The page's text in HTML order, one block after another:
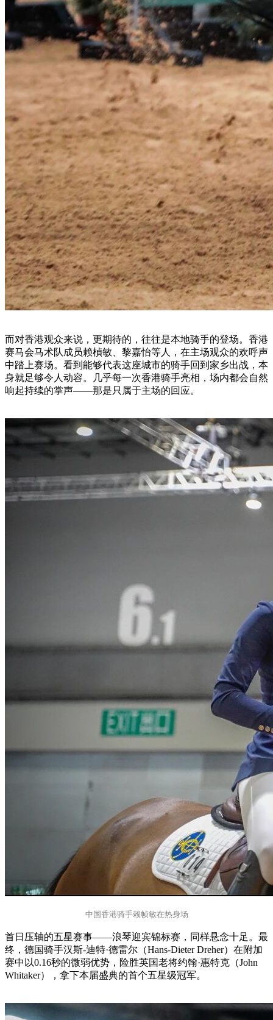
而对香港观众来说，更期待的，往往是本地骑手的登场。香港
赛马会马术队成员赖楨敏、黎嘉怡等人，在主场观众的欢呼声
中踏上赛场。看到能够代表这座城市的骑手回到家乡出战，本
身就足够令人动容。几乎每一次香港骑手亮相，场内都会自然
响起持续的掌声——那是只属于主场的回应。
中国香港骑手赖帧敏在热身场
首日压轴的五星赛事——浪琴迎宾锦标赛，同样悬念十足。最
终，德国骑手汉斯-迪特·德雷尔（Hans-Dieter Dreher）在附加
赛中以0.16秒的微弱优势，险胜英国老将约翰·惠特克（John
Whitaker），拿下本届盛典的首个五星级冠军。